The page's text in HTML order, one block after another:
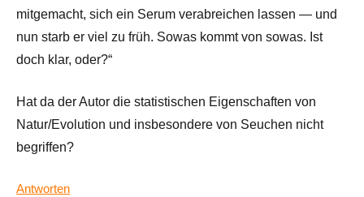
mitgemacht, sich ein Serum verabreichen lassen — und
nun starb er viel zu früh. Sowas kommt von sowas. Ist
doch klar, oder?“
Hat da der Autor die statistischen Eigenschaften von
Natur/Evolution und insbesondere von Seuchen nicht
begriffen?
Antworten